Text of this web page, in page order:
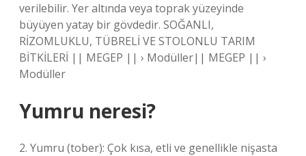
verilebilir. Yer altında veya toprak yüzeyinde
büyüyen yatay bir gövdedir. SOĞANLI,
RİZOMLUKLU, TÜBRELİ VE STOLONLU TARIM
BİTKİLERİ || MEGEP || › Modüller|| MEGEP || ›
Modüller
Yumru neresi?
2. Yumru (tober): Çok kısa, etli ve genellikle nişasta